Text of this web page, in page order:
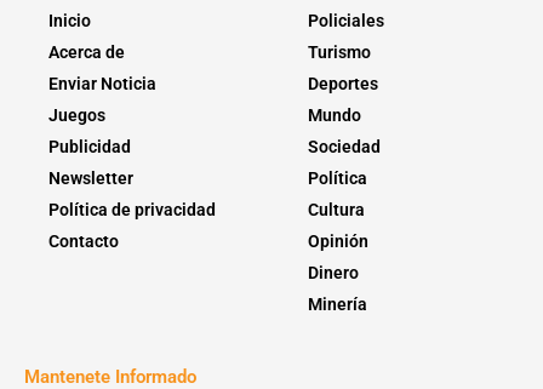
Inicio
Acerca de
Enviar Noticia
Juegos
Publicidad
Newsletter
Política de privacidad
Contacto
Policiales
Turismo
Deportes
Mundo
Sociedad
Política
Cultura
Opinión
Dinero
Minería
Mantenete Informado